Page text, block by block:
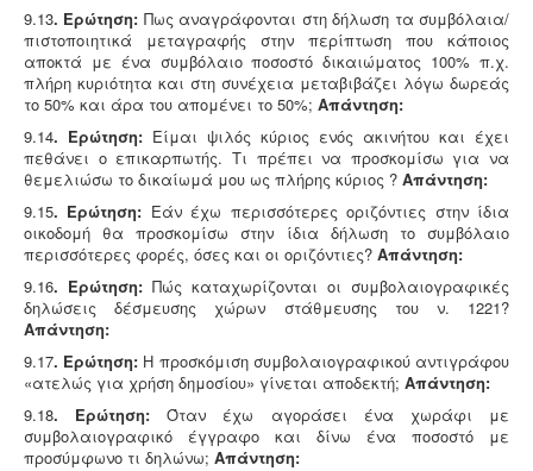
9.13. Ερώτηση: Πως αναγράφονται στη δήλωση τα συμβόλαια/
πιστοποιητικά μεταγραφής στην περίπτωση που κάποιος
αποκτά με ένα συμβόλαιο ποσοστό δικαιώματος 100% π.χ.
πλήρη κυριότητα και στη συνέχεια μεταβιβάζει λόγω δωρεάς
το 50% και άρα του απομένει το 50%; Απάντηση:
9.14. Ερώτηση: Είμαι ψιλός κύριος ενός ακινήτου και έχει
πεθάνει ο επικαρπωτής. Τι πρέπει να προσκομίσω για να
θεμελιώσω το δικαίωμά μου ως πλήρης κύριος ? Απάντηση:
9.15. Ερώτηση: Εάν έχω περισσότερες οριζόντιες στην ίδια
οικοδομή θα προσκομίσω στην ίδια δήλωση το συμβόλαιο
περισσότερες φορές, όσες και οι οριζόντιες? Απάντηση:
9.16. Ερώτηση: Πώς καταχωρίζονται οι συμβολαιογραφικές
δηλώσεις δέσμευσης χώρων στάθμευσης του ν. 1221?
Απάντηση:
9.17. Ερώτηση: Η προσκόμιση συμβολαιογραφικού αντιγράφου
«ατελώς για χρήση δημοσίου» γίνεται αποδεκτή; Απάντηση:
9.18. Ερώτηση:Όταν έχω αγοράσει ένα χωράφι με
συμβολαιογραφικό έγγραφο και δίνω ένα ποσοστό με
προσύμφωνο τι δηλώνω; Απάντηση: